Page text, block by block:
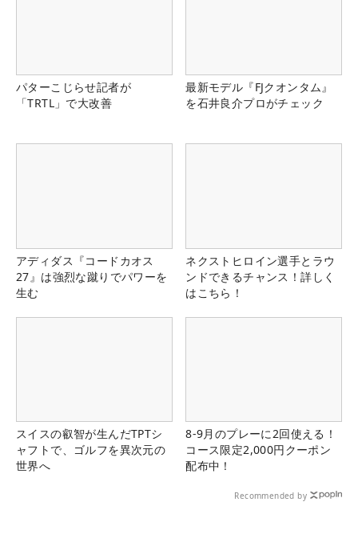
パターこじらせ記者が
「TRTL」で大改善
最新モデル『FJクオンタム』
を石井良介プロがチェック
アディダス『コードカオス
27』は強烈な蹴りでパワーを
生む
ネクストヒロイン選手とラウ
ンドできるチャンス！詳しく
はこちら！
スイスの叡智が生んだTPTシ
ャフトで、ゴルフを異次元の
世界へ
8-9月のプレーに2回使える！
コース限定2,000円クーポン
配布中！
Recommended by